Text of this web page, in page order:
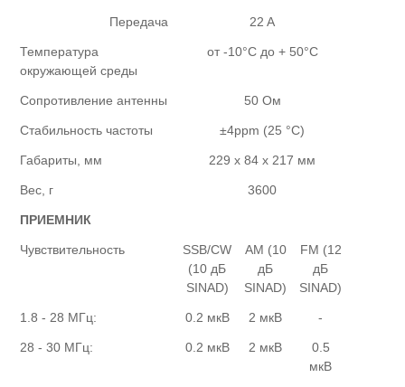
Передача 22 A
Температура
окружающей среды
от -10°С до + 50°С
Сопротивление антенны 50 Ом
Стабильность частоты ±4ppm (25 °C)
Габариты, мм 229 x 84 x 217 мм
Вес, г 3600
ПРИЕМНИК
Чувствительность
SSB/CW
(10 дБ
SINAD)
AM (10
дБ
SINAD)
FM (12
дБ
SINAD)
1.8 - 28 МГц: 0.2 мкВ 2 мкВ -
28 - 30 МГц: 0.2 мкВ 2 мкВ
0.5
мкВ